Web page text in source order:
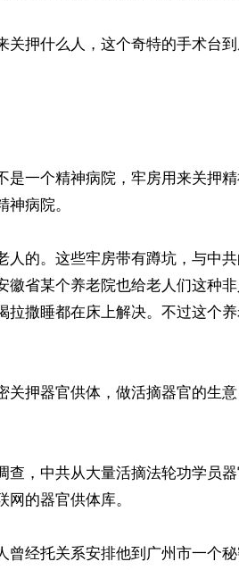
关押什么人，这个奇特的手术台
是一个精神病院，牢房用来关押
病院。
人的。这些牢房带有蹲坑，与中
徽省某个养老院也给老人们这种
拉撒睡都在床上解决。不过这个
关押器官供体，做活摘器官的生
查，中共从大量活摘法轮功学员
的器官供体库。
曾经托关系安排他到广州市一个